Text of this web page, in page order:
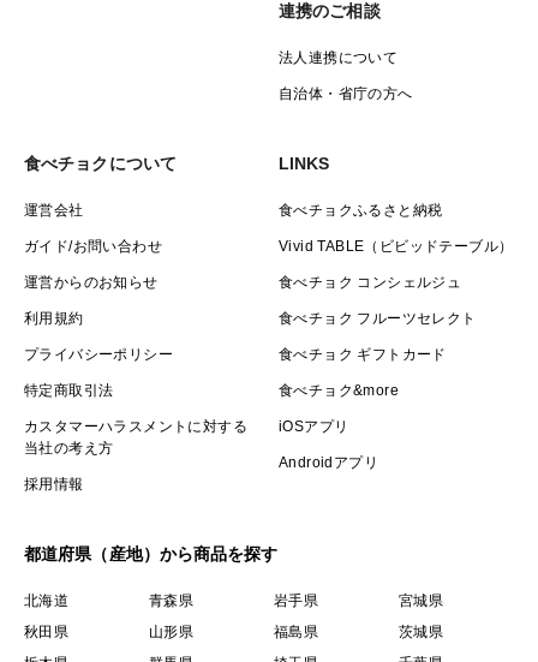
連携のご相談
法人連携について
自治体・省庁の方へ
食べチョクについて
運営会社
ガイド/お問い合わせ
運営からのお知らせ
利用規約
プライバシーポリシー
特定商取引法
カスタマーハラスメントに対する
当社の考え方
採用情報
LINKS
食べチョクふるさと納税
Vivid TABLE（ビビッドテーブル）
食べチョク コンシェルジュ
食べチョク フルーツセレクト
食べチョク ギフトカード
食べチョク&more
iOSアプリ
Androidアプリ
都道府県（産地）から商品を探す
北海道 青森県 岩手県
宮城県
秋田県
山形県 福島県
茨城県